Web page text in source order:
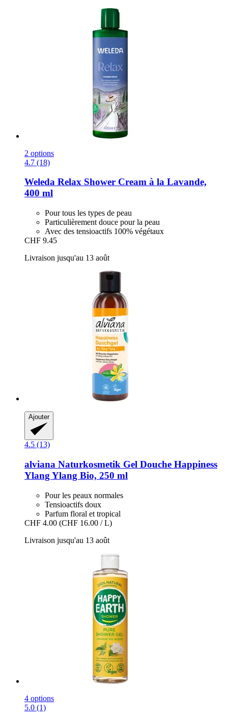
2 options
4.7 (18)
Weleda Relax Shower Cream à la Lavande,
400 ml
Pour tous les types de peau
Particulièrement douce pour la peau
Avec des tensioactifs 100% végétaux
CHF 9.45
Livraison jusqu'au 13 août
Ajouter
4.5 (13)
alviana Naturkosmetik Gel Douche Happiness
Ylang Ylang Bio, 250 ml
Pour les peaux normales
Tensioactifs doux
Parfum floral et tropical
CHF 4.00 (CHF 16.00 / L)
Livraison jusqu'au 13 août
4 options
5.0 (1)